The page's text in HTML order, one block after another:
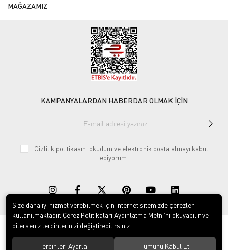
MAĞAZAMIZ
KAMPANYALARDAN HABERDAR OLMAK İÇİN
Gizlilik politikasını okudum ve elektronik posta almayı kabul
ediyorum.
© 2020Rekor Müzik. Tüm hakları saklıdır.
Size daha iyi hizmet verebilmek için internet sitemizde çerezler
kullanılmaktadır. Çerez Politikaları Aydınlatma Metni’ni okuyabilir ve
dilerseniz tercihlerinizi değiştirebilirsiniz.
Tercihleri Ayarla Tümünü Kabul Et